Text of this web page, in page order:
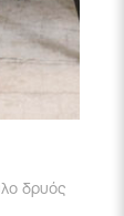
δρυός